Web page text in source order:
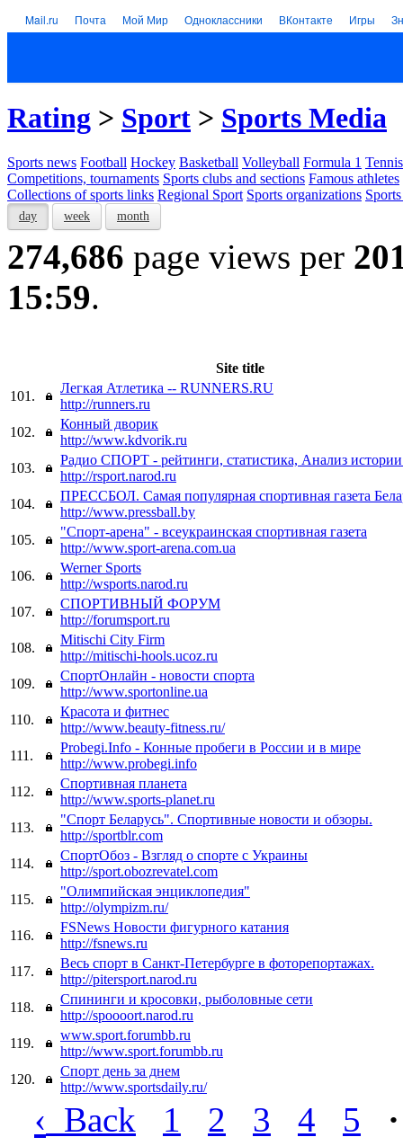
Mail.ru Почта Мой Мир Одноклассники ВКонтакте Игры
Rating > Sport > Sports Media
Sports news Football Hockey Basketball Volleyball Formula 1 Tennis
Competitions, tournaments Sports clubs and sections Famous athletes
Collections of sports links Regional Sport Sports organizations
day week month
274,686 page views per
15:59.
Site title
101.
Легкая Атлетика -- RUNNERS.RU
http://runners.ru
102.
Конный дворик
http://www.kdvorik.ru
103.
Радио СПОРТ - рейтинги, статистика, Анализ
http://rsport.narod.ru
104.
ПРЕССБОЛ. Самая популярная спортивная газета
http://www.pressball.by
105.
"Спорт-арена" - всеукраинская спортивная газета
http://www.sport-arena.com.ua
106.
Werner Sports
http://wsports.narod.ru
107.
СПОРТИВНЫЙ ФОРУМ
http://forumsport.ru
108.
Mitischi City Firm
http://mitischi-hools.ucoz.ru
109.
СпортОнлайн - новости спорта
http://www.sportonline.ua
110.
Красота и фитнес
http://www.beauty-fitness.ru/
111.
Probegi.Info - Конные пробеги в России и в мире
http://www.probegi.info
112.
Спортивная планета
http://www.sports-planet.ru
113.
"Спорт Беларусь". Спортивные новости и обзоры.
http://sportblr.com
114.
СпортОбоз - Взгляд о спорте с Украины
http://sport.obozrevatel.com
115.
"Олимпийская энциклопедия"
http://olympizm.ru/
116.
FSNews Новости фигурного катания
http://fsnews.ru
117.
Весь спорт в Санкт-Петербурге в фоторепортажах.
http://pitersport.narod.ru
118.
Спининги и кросовки, рыболовные сети
http://spoooort.narod.ru
119.
www.sport.forumbb.ru
http://www.sport.forumbb.ru
120.
Спорт день за днем
http://www.sportsdaily.ru/
‹ Back 1 2 3 4 5